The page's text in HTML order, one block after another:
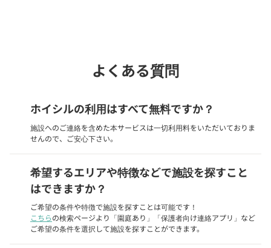
よくある質問
ホイシルの利用はすべて無料ですか？
施設へのご連絡を含めた本サービスは一切利用料をいただいておりま
せんので、ご安心下さい。
希望するエリアや特徴などで施設を探すこと
はできますか？
ご希望の条件や特徴で施設を探すことは可能です！
こちらの検索ページより「園庭あり」「保護者向け連絡アプリ」など
ご希望の条件を選択して施設を探すことができます。